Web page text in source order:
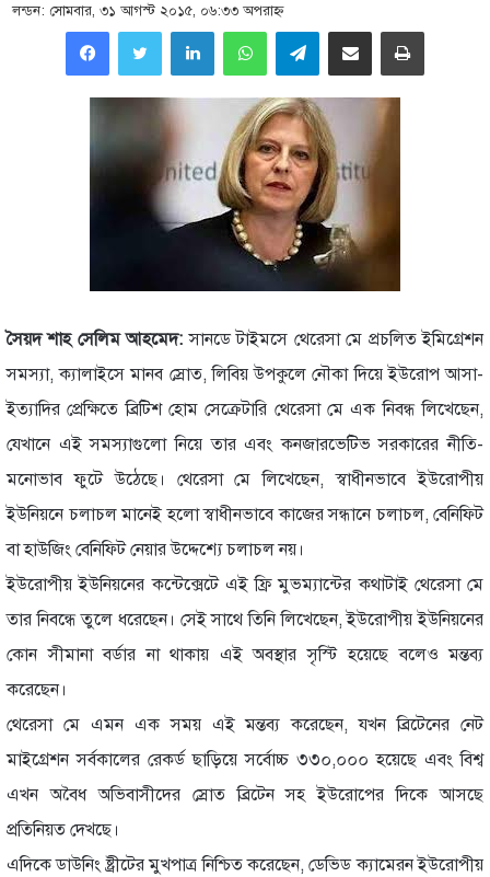
লন্ডন: সোমবার, ৩১ আগস্ট ২০১৫, ০৬:৩৩ অপরাহ্ণ
LinkedInWhatsAppTelegramShare via Email Print
সৈয়দ শাহ সেলিম আহমেদ: সানডে টাইমসে থেরেসা মে প্রচলিত ইমিগ্রেশন
সমস্যা, ক্যালাইসে মানব স্রোত, লিবিয় উপকুলে নৌকা দিয়ে ইউরোপ আসা-
ইত্যাদির প্রেক্ষিতে ব্রিটিশ হোম সেক্রেটারি থেরেসা মে এক নিবন্ধ লিখেছেন,
যেখানে এই সমস্যাগুলো নিয়ে তার এবং কনজারভেটিভ সরকারের নীতি-
মনোভাব ফুটে উঠেছে। থেরেসা মে লিখেছেন, স্বাধীনভাবে ইউরোপীয়
ইউনিয়নে চলাচল মানেই হলো স্বাধীনভাবে কাজের সন্ধানে চলাচল, বেনিফিট
বা হাউজিং বেনিফিট নেয়ার উদ্দেশ্যে চলাচল নয়।
ইউরোপীয় ইউনিয়নের কন্টেক্সেটে এই ফ্রি মুভম্যান্টের কথাটাই থেরেসা মে
তার নিবন্ধে তুলে ধরেছেন। সেই সাথে তিনি লিখেছেন, ইউরোপীয় ইউনিয়নের
কোন সীমানা বর্ডার না থাকায় এই অবস্থার সৃস্টি হয়েছে বলেও মন্তব্য
করেছেন।
থেরেসা মে এমন এক সময় এই মন্তব্য করেছেন, যখন ব্রিটেনের নেট
মাইগ্রেশন সর্বকালের রেকর্ড ছাড়িয়ে সর্বোচ্চ ৩৩০,০০০ হয়েছে এবং বিশ্ব
এখন অবৈধ অভিবাসীদের স্রোত ব্রিটেন সহ ইউরোপের দিকে আসছে
প্রতিনিয়ত দেখছে।
এদিকে ডাউনিং ষ্ট্রীটের মুখপাত্র নিশ্চিত করেছেন, ডেভিড ক্যামেরন ইউরোপীয়